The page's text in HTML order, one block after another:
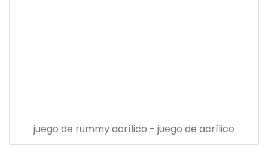
juego de rummy acrílico - juego de acrílico